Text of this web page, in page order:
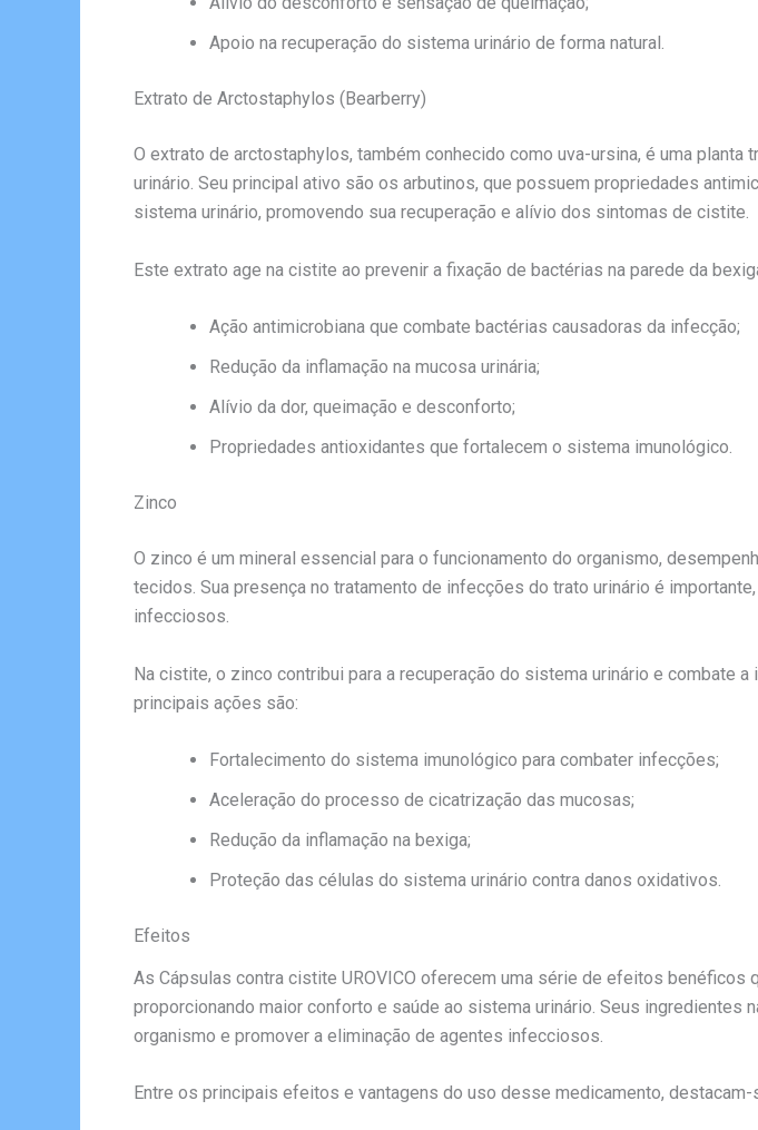
Apoio na recuperação do sistema urinário de forma natural.
Extrato de Arctostaphylos (Bearberry)
O extrato de arctostaphylos, também conhecido como uva-ursina, é uma
urinário. Seu principal ativo são os arbutinos, que possuem propriedades
sistema urinário, promovendo sua recuperação e alívio dos sintomas de cistite.
Este extrato age na cistite ao prevenir a fixação de bactérias na parede da
Ação antimicrobiana que combate bactérias causadoras da infecção;
Redução da inflamação na mucosa urinária;
Alívio da dor, queimação e desconforto;
Propriedades antioxidantes que fortalecem o sistema imunológico.
Zinco
O zinco é um mineral essencial para o funcionamento do organismo,
tecidos. Sua presença no tratamento de infecções do trato urinário é
infecciosos.
Na cistite, o zinco contribui para a recuperação do sistema urinário e combate
principais ações são:
Fortalecimento do sistema imunológico para combater infecções;
Aceleração do processo de cicatrização das mucosas;
Redução da inflamação na bexiga;
Proteção das células do sistema urinário contra danos oxidativos.
Efeitos
As Cápsulas contra cistite UROVICO oferecem uma série de efeitos benéficos
proporcionando maior conforto e saúde ao sistema urinário. Seus
organismo e promover a eliminação de agentes infecciosos.
Entre os principais efeitos e vantagens do uso desse medicamento, destacam-